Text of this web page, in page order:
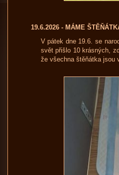
19.6.2026 - MÁME
V pátek dne 19.6. se
svět přišlo 10 krásných,
že všechna štěňátka jsou